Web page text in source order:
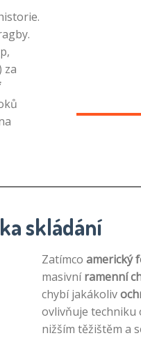
za
skládání
Zatímco americký
masivníramenní
chybí jakákoliv
ovlivňuje techniku
nižším těžištěm a